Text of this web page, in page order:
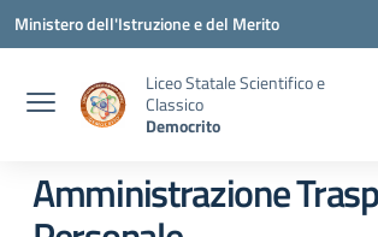
Vai ai contenuti
Vai al menu di navigazione
Vai al footer
Ministero dell'Istruzione e del Merito
Liceo Statale Scientifico e
Classico
Democrito
Amministrazione